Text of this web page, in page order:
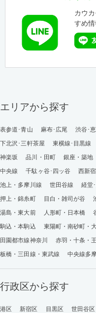
カウ
すめ情
エリアから探す
表参道･青山 麻布･広尾 渋谷･
下北沢･三軒茶屋
東横線･目黒線
神楽坂
品川・田町 銀座・築地
中央線
千駄ヶ谷･四ッ谷 西新宿
池上・多摩川線
世田谷線 経堂
押上・錦糸町
目白・雑司が谷
湯島・東大前
人形町・日本橋
駒込・本駒込
東陽町・南砂町・
田園都市線神奈川
赤羽・十条・
板橋・三田線・東武線
中央線多
行政区から探す
港区 新宿区 目黒区 世田谷区